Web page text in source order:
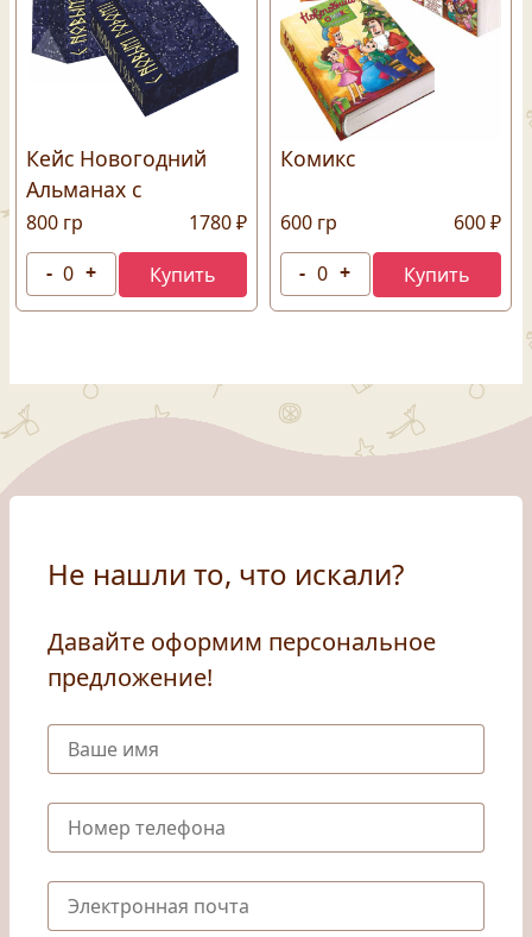
Кейс Новогодний
Альманах с
подарочным
пакетом
800 гр 1780 ₽
Комикс
600 гр 600 ₽
Не нашли то, что искали?
Давайте оформим персональное
предложение!